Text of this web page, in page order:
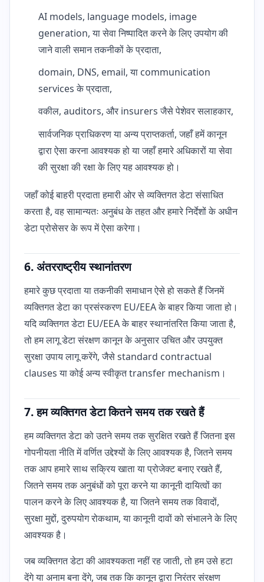
AI models, language models, image
generation, या सेवा निष्पादित करने के लिए उपयोग की
जाने वाली समान तकनीकों के प्रदाता,
domain, DNS, email, या communication
services के प्रदाता,
वकील, auditors, और insurers जैसे पेशेवर सलाहकार,
सार्वजनिक प्राधिकरण या अन्य प्राप्तकर्ता, जहाँ हमें कानून
द्वारा ऐसा करना आवश्यक हो या जहाँ हमारे अधिकारों या सेवा
की सुरक्षा की रक्षा के लिए यह आवश्यक हो।
जहाँ कोई बाहरी प्रदाता हमारी ओर से व्यक्तिगत डेटा संसाधित
करता है, वह सामान्यतः अनुबंध के तहत और हमारे निर्देशों के अधीन
डेटा प्रोसेसर के रूप में ऐसा करेगा।
6. अंतरराष्ट्रीय स्थानांतरण
हमारे कुछ प्रदाता या तकनीकी समाधान ऐसे हो सकते हैं जिनमें
व्यक्तिगत डेटा का प्रसंस्करण EU/EEA के बाहर किया जाता हो।
यदि व्यक्तिगत डेटा EU/EEA के बाहर स्थानांतरित किया जाता है,
तो हम लागू डेटा संरक्षण कानून के अनुसार उचित और उपयुक्त
सुरक्षा उपाय लागू करेंगे, जैसे standard contractual
clauses या कोई अन्य स्वीकृत transfer mechanism।
7. हम व्यक्तिगत डेटा कितने समय तक रखते हैं
हम व्यक्तिगत डेटा को उतने समय तक सुरक्षित रखते हैं जितना इस
गोपनीयता नीति में वर्णित उद्देश्यों के लिए आवश्यक है, जितने समय
तक आप हमारे साथ सक्रिय खाता या प्रोजेक्ट बनाए रखते हैं,
जितने समय तक अनुबंधों को पूरा करने या कानूनी दायित्वों का
पालन करने के लिए आवश्यक है, या जितने समय तक विवादों,
सुरक्षा मुद्दों, दुरुपयोग रोकथाम, या कानूनी दावों को संभालने के लिए
आवश्यक है।
जब व्यक्तिगत डेटा की आवश्यकता नहीं रह जाती, तो हम उसे हटा
देंगे या अनाम बना देंगे, जब तक कि कानून द्वारा निरंतर संरक्षण